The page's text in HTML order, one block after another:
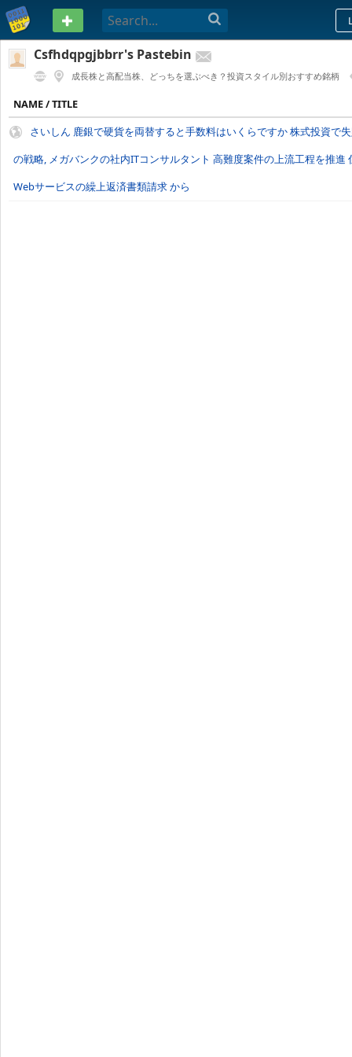
PASTEBIN
Csfhdqpgjbbrr's Pastebin
成長株と高配当株、どっちを選ぶべき？投資スタイル別おすすめ銘柄
NAME / TITLE
さいしん 鹿銀で硬貨を両替すると手数料はいくらですか 株式投資で
の戦略, メガバンクの社内ITコンサルタント 高難度案件の上流工程を推進
Webサービスの繰上返済書類請求 から